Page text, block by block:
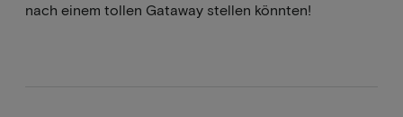
nach einem tollen Gataway stellen könnten!